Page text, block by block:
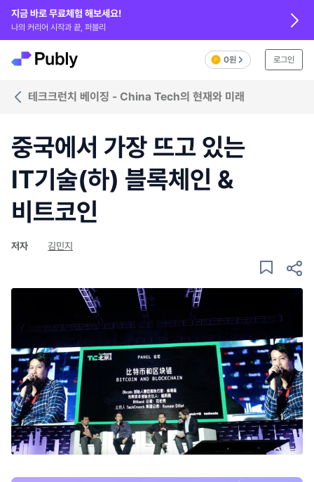
지금 바로 무료체험 해보세요!
나의 커리어 시작과 끝, 퍼블리
0원 로그인
테크크런치 베이징 - China Tech의 현재와 미래
중국에서 가장 뜨고 있는
IT기술(하) 블록체인 &
비트코인
저자 김민지